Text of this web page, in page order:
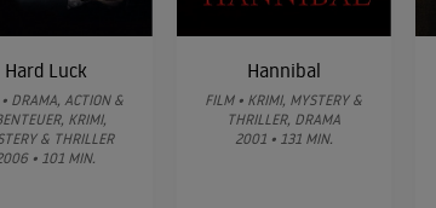
Hard Luck
DRAMA, ACTION &
KRIMI,
& THRILLER
• 101 MIN.
Hannibal
FILM • KRIMI, MYSTERY &
THRILLER, DRAMA
2001 • 131 MIN.